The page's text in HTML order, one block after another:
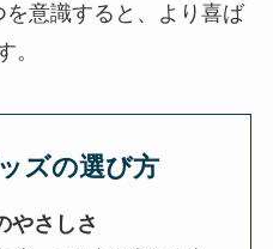
意識すると、より喜ば
。
ズの選び方
やさしさ